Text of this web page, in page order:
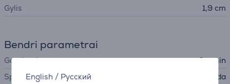
English / Русский
Gylis 1,9 cm
Bendri parametrai
Gamintojas
Garmin
Spalva
Juoda